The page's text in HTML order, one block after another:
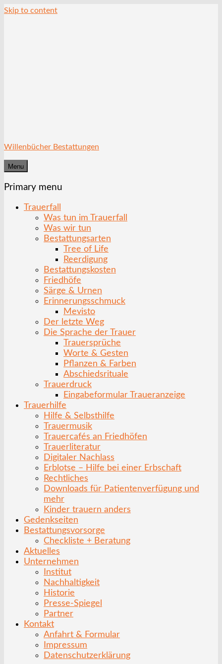
Skip to content
Willenbücher Bestattungen
Menu
Primary menu
Trauerfall
Was tun im Trauerfall
Was wir tun
Bestattungsarten
Tree of Life
Reerdigung
Bestattungskosten
Friedhöfe
Särge & Urnen
Erinnerungsschmuck
Mevisto
Der letzte Weg
Die Sprache der Trauer
Trauersprüche
Worte & Gesten
Pflanzen & Farben
Abschiedsrituale
Trauerdruck
Eingabeformular Traueranzeige
Trauerhilfe
Hilfe & Selbsthilfe
Trauermusik
Trauercafés an Friedhöfen
Trauerliteratur
Digitaler Nachlass
Erblotse – Hilfe bei einer Erbschaft
Rechtliches
Downloads für Patientenverfügung und
mehr
Kinder trauern anders
Gedenkseiten
Bestattungsvorsorge
Checkliste + Beratung
Aktuelles
Unternehmen
Institut
Nachhaltigkeit
Historie
Presse-Spiegel
Partner
Kontakt
Anfahrt & Formular
Impressum
Datenschutzerklärung